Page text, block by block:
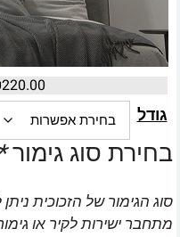
220.00
גודל
בחירת סוג גימור*
סוג הגימור של הזכוכית
מתחבר ישירות לקיר או